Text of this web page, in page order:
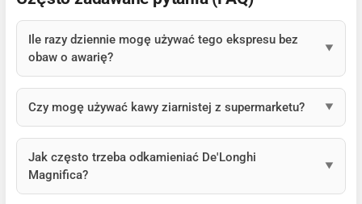
Ile razy dziennie mogę używać tego ekspresu bez
obaw o awarię?
Czy mogę używać kawy ziarnistej z supermarketu?
Jak często trzeba odkamieniać De'Longhi
Magnifica?